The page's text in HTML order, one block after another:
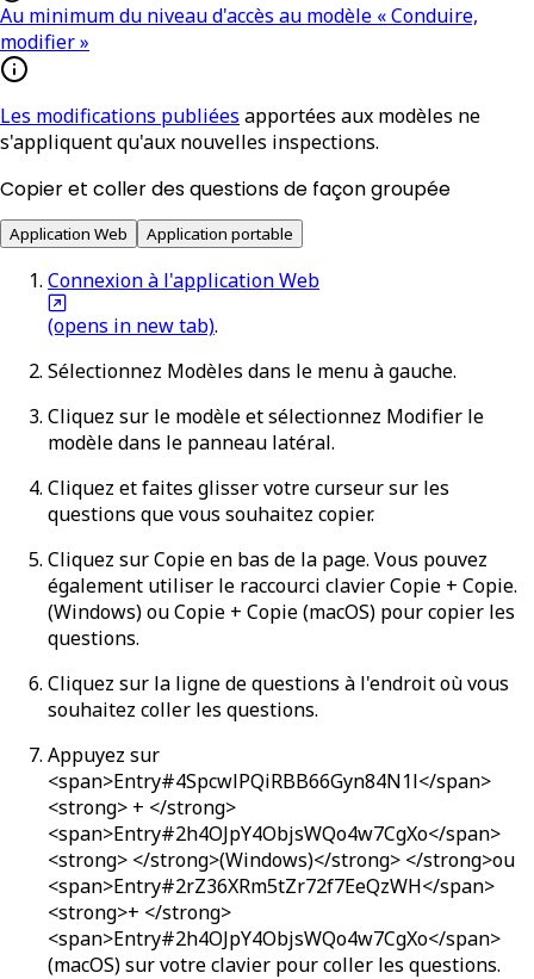
Au minimum du niveau d'accès au modèle « Conduire,
modifier »
Les modifications publiées apportées aux modèles ne
s'appliquent qu'aux nouvelles inspections.
Copier et coller des questions de façon groupée
Application Web Application portable
Connexion à l'application Web
(opens in new tab).
Sélectionnez Modèles dans le menu à gauche.
Cliquez sur le modèle et sélectionnez Modifier le
modèledans le panneau latéral.
Cliquez et faites glisser votre curseur sur les
questions que vous souhaitez copier.
Cliquez surCopieen bas de la page. Vous pouvez
également utiliser le raccourci clavierCopie + Copie.
(Windows) ouCopie + Copie(macOS) pour copier les
questions.
Cliquez sur la ligne de questions à l'endroit où vous
souhaitez coller les questions.
Appuyez sur
<span>Entry#4SpcwlPQiRBB66Gyn84N1l</span>
<strong> + </strong>
<span>Entry#2h4OJpY4ObjsWQo4w7CgXo</span>
<strong> </strong>(Windows)</strong> </strong>ou
<span>Entry#2rZ36XRm5tZr72f7EeQzWH</span>
<strong>+ </strong>
<span>Entry#2h4OJpY4ObjsWQo4w7CgXo</span>
(macOS) sur votre clavier pour coller les questions.